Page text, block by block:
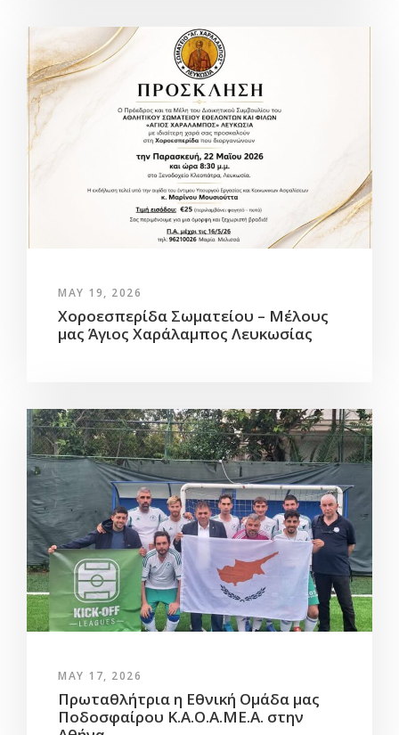
MAY 19, 2026
Χοροεσπερίδα Σωματείου – Μέλους
μας Άγιος Χαράλαμπος Λευκωσίας
MAY 17, 2026
Πρωταθλήτρια η Εθνική Ομάδα μας
Ποδοσφαίρου Κ.Α.Ο.Α.ΜΕ.Α. στην